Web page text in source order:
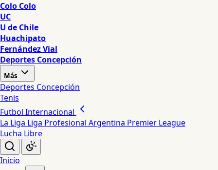
Colo Colo
UC
U de Chile
Huachipato
Fernández Vial
Deportes Concepción
Más
Deportes Concepción
Tenis
Futbol Internacional
La Liga Liga Profesional Argentina Premier League
Lucha Libre
Inicio